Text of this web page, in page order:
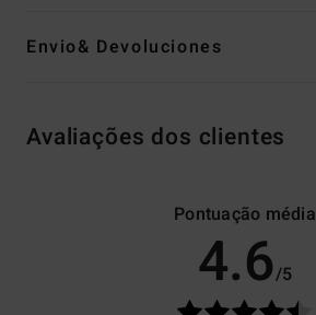
Envio& Devoluciones
Avaliações dos clientes
Pontuação média
4.6/5